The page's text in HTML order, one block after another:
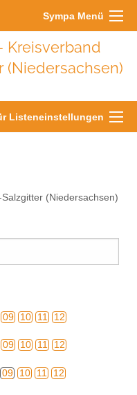
Sympa Menü
Kreisverband
Listeneinstellungen
(Niedersachsen)
09 10 11 12
09 10 11 12
09 10 11 12